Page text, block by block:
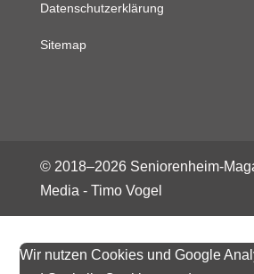
Datenschutzerklärung
Sitemap
© 2018–2026Seniorenheim-
Media - Timo Vogel
Wir nutzen Cookies und Google